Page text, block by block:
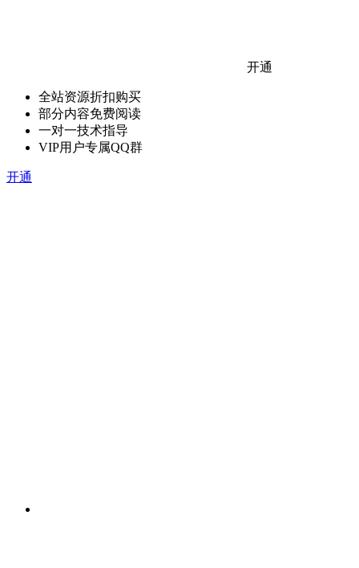
开通
全站资源折扣购买
部分内容免费阅读
一对一技术指导
VIP用户专属QQ群
开通